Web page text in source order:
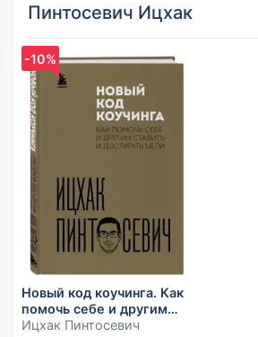
Пинтосевич Ицхак
-10%
Новый код коучинга. Как
помочь себе и другим
ставить и достигать цели
Ицхак Пинтосевич